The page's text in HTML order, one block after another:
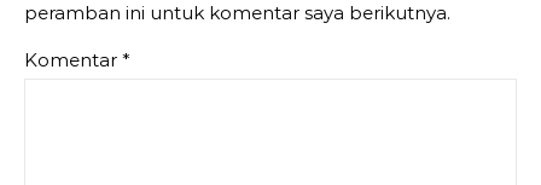
peramban ini untuk komentar saya berikutnya.
Komentar *